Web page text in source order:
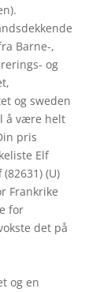
Barne-,
og
og sweden
å være helt
pris
Elf
(U)
Frankrike
for
det på
og en